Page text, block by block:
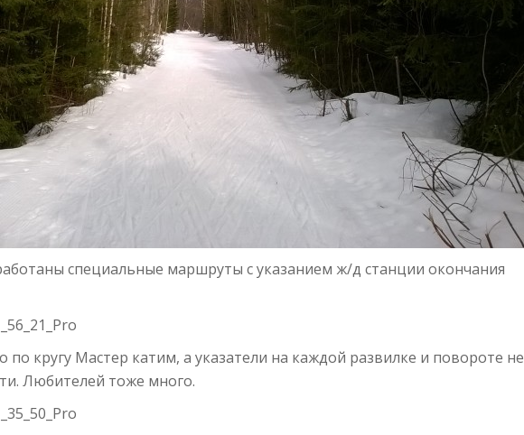
специальные маршруты с указанием ж/д станции окончания
по кругу Мастер катим, а указатели на каждой развилке и повороте не
Любителей тоже много.